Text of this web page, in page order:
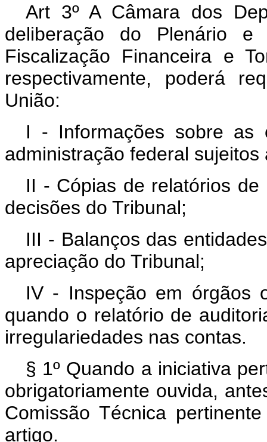
Art 3º A Câmara dos
deliberação do Plenário
Fiscalização Financeira e
respectivamente, poderá
União:
I - Informações sobre as
administração federal
II - Cópias de relatórios
decisões do Tribunal;
III - Balanços das
apreciação do Tribunal;
IV - Inspeção em órgãos
quando o relatório de
irregulariedades nas contas.
§ 1º Quando a iniciativa
obrigatoriamente ouvida,
Comissão Técnica
artigo.